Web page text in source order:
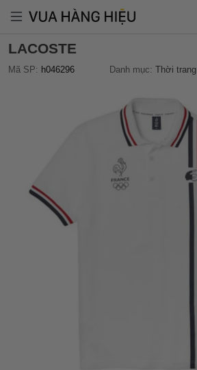
LACOSTE
Mã SP: h046296 Danh mục: Thời trang